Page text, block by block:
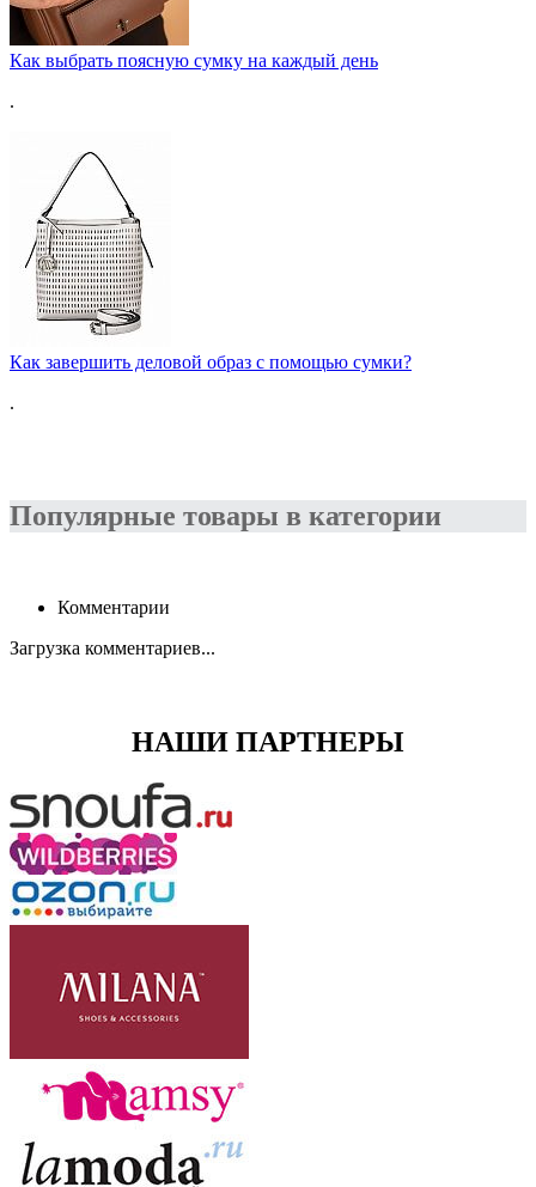
Как выбрать поясную сумку на каждый день
.
Как завершить деловой образ с помощью сумки?
.
Популярные товары в категории
Комментарии
Загрузка комментариев...
НАШИ ПАРТНЕРЫ